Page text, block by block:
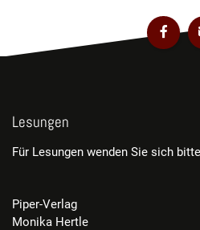
Lesungen
Für Lesungen wenden Sie sich
Piper-Verlag
Monika Hertle